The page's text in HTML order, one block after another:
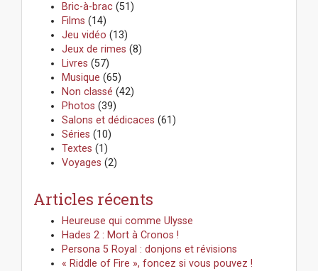
Bric-à-brac (51)
Films (14)
Jeu vidéo (13)
Jeux de rimes (8)
Livres (57)
Musique (65)
Non classé (42)
Photos (39)
Salons et dédicaces (61)
Séries (10)
Textes (1)
Voyages (2)
Articles récents
Heureuse qui comme Ulysse
Hades 2 : Mort à Cronos !
Persona 5 Royal : donjons et révisions
« Riddle of Fire », foncez si vous pouvez !